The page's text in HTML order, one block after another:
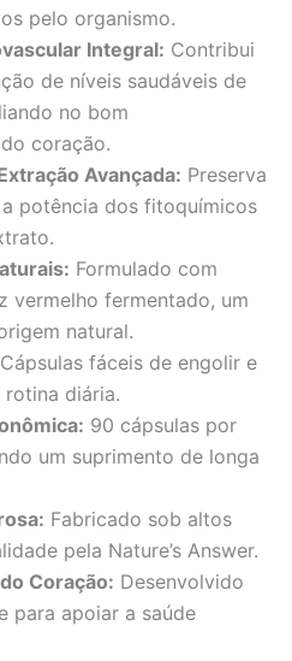
pelo organismo.
Integral: Contribui
de níveis saudáveis de
no bom
coração.
Avançada: Preserva
potência dos fitoquímicos
Formulado com
vermelho fermentado, um
natural.
Cápsulas fáceis de engolir e
diária.
90 cápsulas por
um suprimento de longa
Fabricado sob altos
pela Nature’s Answer.
Coração: Desenvolvido
para apoiar a saúde